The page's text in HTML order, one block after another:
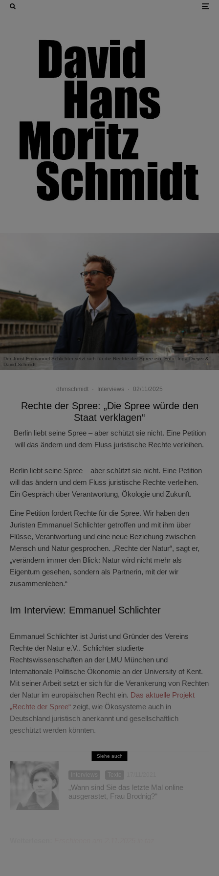
Der Jurist Emmanuel Schlichter setzt sich für die Rechte der Spree ein. Foto: Inga Dreyer &
David Schmidt
dhmschmidt · Interviews · 02/11/2025
Rechte der Spree: „Die Spree würde den
Staat verklagen“
Berlin liebt seine Spree – aber schützt sie nicht. Eine Petition
will das ändern und dem Fluss juristische Rechte verleihen.
Berlin liebt seine Spree – aber schützt sie nicht. Eine Petition
will das ändern und dem Fluss juristische Rechte verleihen.
Ein Gespräch über Verantwortung, Ökologie und Zukunft.
Eine Petition fordert Rechte für die Spree. Wir haben den
Juristen Emmanuel Schlichter getroffen und mit ihm über
Flüsse, Verantwortung und eine neue Beziehung zwischen
Mensch und Natur gesprochen. „Rechte der Natur“, sagt er,
„verändern immer den Blick: Natur wird nicht mehr als
Eigentum gesehen, sondern als Partnerin, mit der wir
zusammenleben.“
Im Interview: Emmanuel Schlichter
Emmanuel Schlichter ist Jurist und Gründer des Vereins
Rechte der Natur e.V.. Schlichter studierte
Rechtswissenschaften an der LMU München und
Internationale Politische Ökonomie an der University of Kent.
Mit seiner Arbeit setzt er sich für die Verankerung von Rechten
der Natur im europäischen Recht ein. Das aktuelle Projekt
„Rechte der Spree“ zeigt, wie Ökosysteme auch in
Deutschland juristisch anerkannt und gesellschaftlich
geschützt werden könnten.
Siehe auch
Interviews Texte
„Wann sind Sie das letzte Mal online
ausgerastet, Frau Brodnig?“